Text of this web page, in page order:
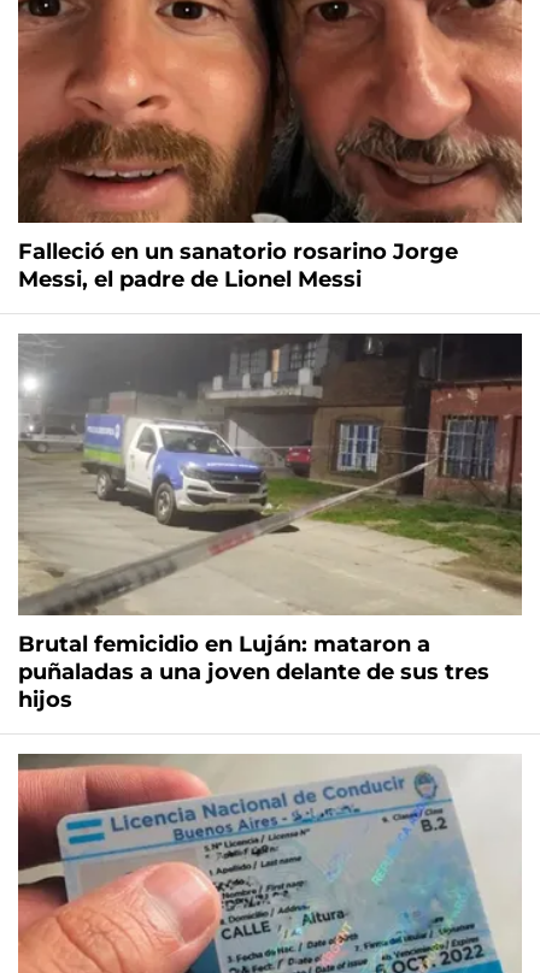
Falleció en un sanatorio rosarino Jorge
Messi, el padre de Lionel Messi
Brutal femicidio en Luján: mataron a
puñaladas a una joven delante de sus tres
hijos